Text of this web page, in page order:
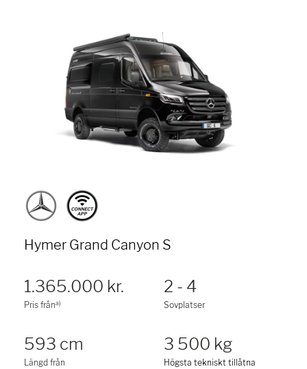
Hymer Grand Canyon S
1.365.000 kr.
Pris fråna)
2 - 4
Sovplatser
593 cm
Längd från
3 500 kg
Högsta tekniskt tillåtna